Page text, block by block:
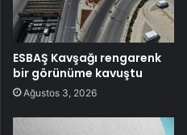
ESBAŞ Kavşağı rengarenk
bir görünüme kavuştu
Ağustos 3, 2026